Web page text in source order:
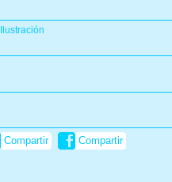
Ilustración
Compartir Compartir